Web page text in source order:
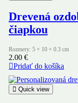
Drevená
čiapkou
Rozmery: 5 × 10 × 0.3 cm
2.00 €
Pridať do košíka
Quick view